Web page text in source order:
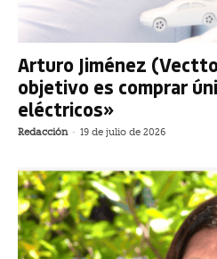
Arturo Jiménez
objetivo es comprar
eléctricos»
Redacción - 19 de julio de 2026